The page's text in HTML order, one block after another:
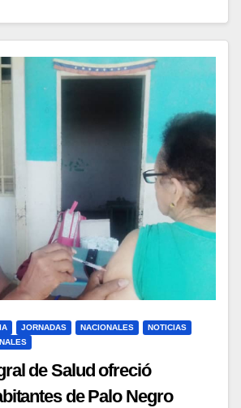
JORNADAS NACIONALES
NOTICIAS
de Salud ofreció
de Palo Negro